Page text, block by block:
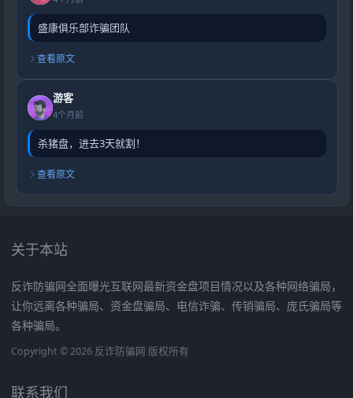
盛康俱乐部诈骗团队
查看原文
游客
4个月前
杀猪盘，进去3天就割！
查看原文
关于本站
反诈防骗网全面曝光互联网最新资金盘项目情况以及各种网络骗局，
让你远离各种骗局、资金盘骗局、电信诈骗、传销骗局、庞氏骗局等
各种骗局。
Copyright © 2026 反诈防骗网 版权所有
联系我们